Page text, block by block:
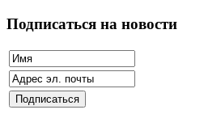
Подписаться на новости